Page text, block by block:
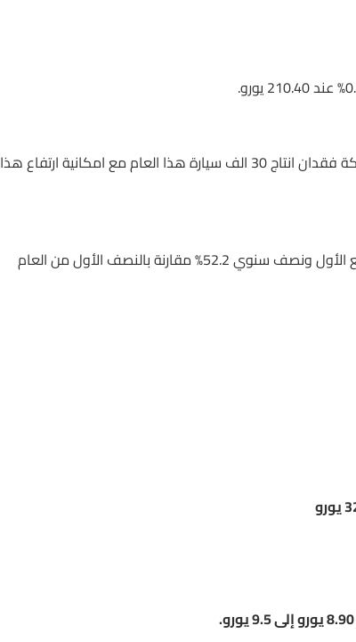
فقد قدر بأن شح الشرائح الالكترونية قد تسبب للشركة فقدان انتاج 30 الف سيارة هذا العام مع امكانية ارتفاع هذا
ورغم ذلك فقد سجلت مبيعات BMW ارتفاعا ربع سنوي عند 89.5% عن الربع الأول ونصف سنوي 52.2% مقارنة بالنصف الأول من العام